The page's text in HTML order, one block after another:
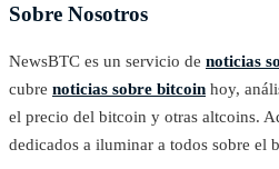
Sobre Nosotros
NewsBTC es un servicio de noticias
cubre noticias sobre bitcoin hoy,
el precio del bitcoin y otras altcoins.
dedicados a iluminar a todos sobre el